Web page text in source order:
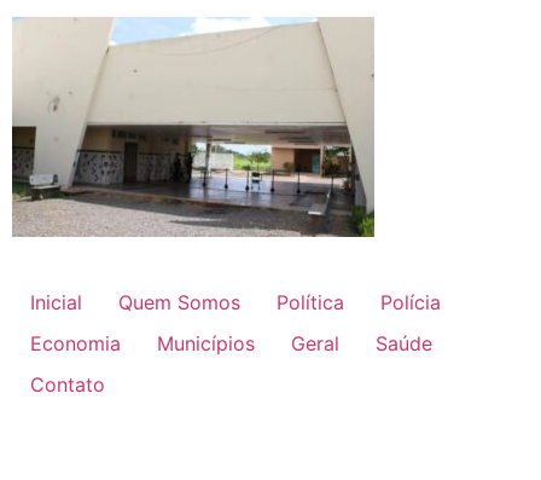
Inicial Quem Somos Política
Polícia
Economia
Municípios Geral
Saúde
Contato